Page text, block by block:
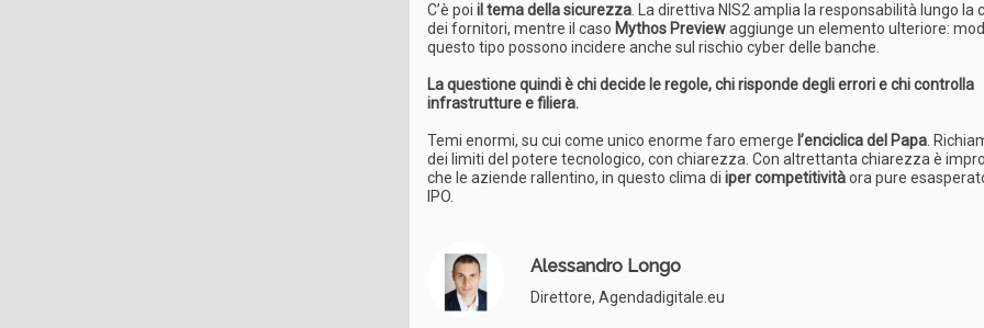
C’è poi il tema della sicurezza . La direttiva NIS2 amplia la responsabilità lungo la
dei fornitori, mentre il caso Mythos Previewaggiunge un elemento ulteriore:
questo tipo possono incidere anche sul rischio cyber delle banche.
La questione quindi è chi decide le regole, chi risponde degli errori e chi controlla
infrastrutture e filiera.
Temi enormi, su cui come unico enorme faro emerge l’enciclica del Papa .
dei limiti del potere tecnologico, con chiarezza. Con altrettanta chiarezza è
che le aziende rallentino, in questo clima di iper competitivitàora pure
IPO.
Alessandro Longo
Direttore, Agendadigitale.eu